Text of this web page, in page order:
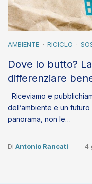
AMBIENTE RICICLO
Dove lo butto?
differenziare
Riceviamo e
dell’ambiente e un
panorama, non le…
Di Antonio Rancati 4